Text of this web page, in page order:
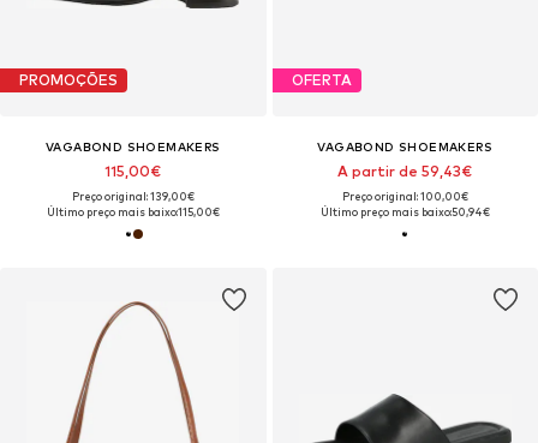
PROMOÇÕES
VAGABOND SHOEMAKERS
115,00€
Preço original: 139,00€
Último preço mais baixo:115,00€
OFERTA
VAGABOND SHOEMAKERS
A partir de 59,43€
Preço original: 100,00€
Último preço mais baixo:50,94€